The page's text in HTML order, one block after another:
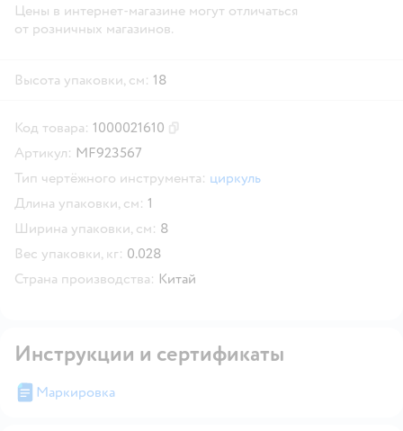
Цены в интернет-магазине могут отличаться
от розничных магазинов.
Высота упаковки, см: 18
Код товара: 1000021610
Артикул: MF923567
Тип чертёжного инструмента: циркуль
Длина упаковки, см: 1
Ширина упаковки, см: 8
Вес упаковки, кг: 0.028
Страна производства: Китай
Инструкции и сертификаты
Маркировка